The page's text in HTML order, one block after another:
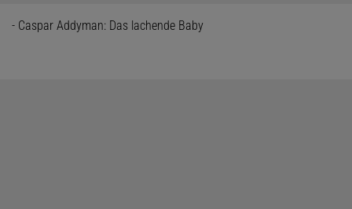
- Caspar Addyman: Das lachende Baby